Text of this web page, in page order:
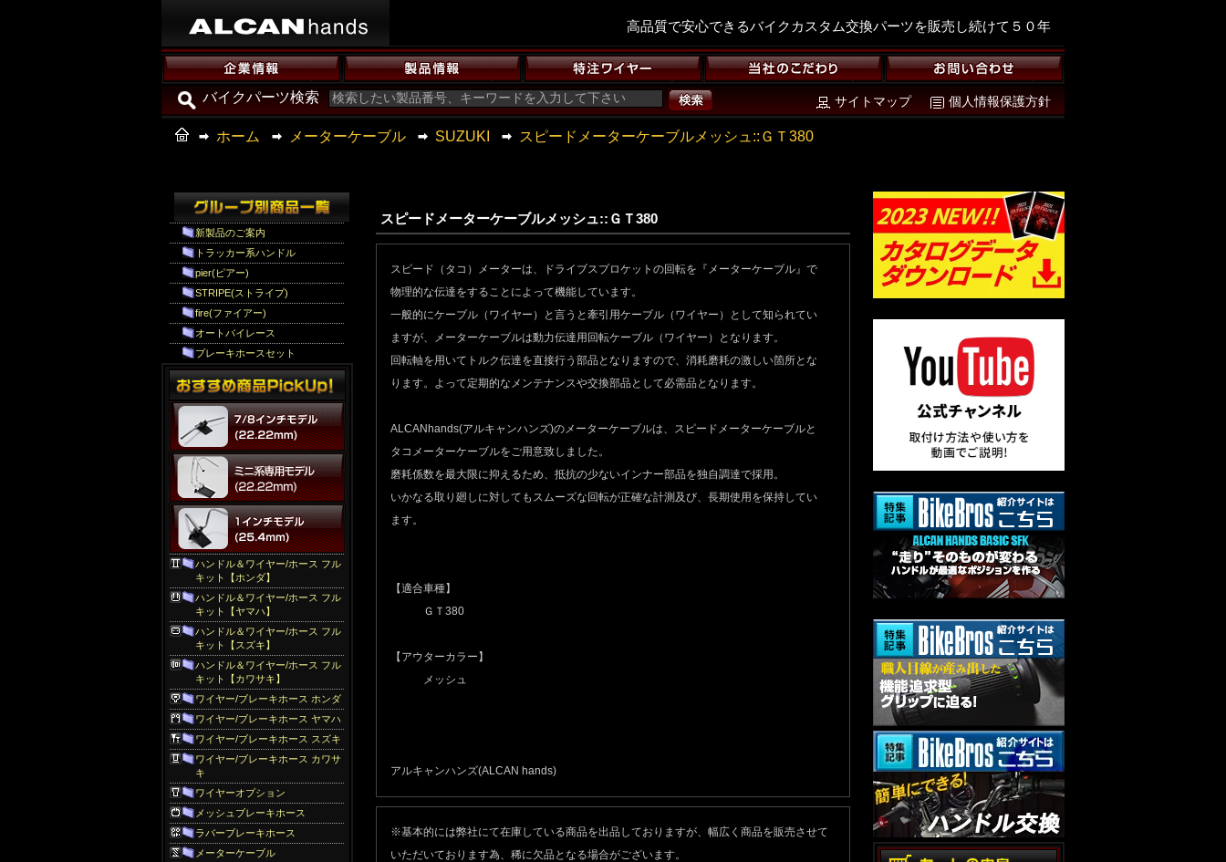
高品質で安心できるバイクカスタム交換パーツを販売し続けて５０年
サイトマップ 個人情報保護方針
バイクパーツ検索
ホーム メーターケーブル SUZUKI スピードメーターケーブルメッシュ::ＧＴ380
新製品のご案内
トラッカー系ハンドル
pier(ピアー)
STRIPE(ストライプ)
fire(ファイアー)
オートバイレース
ブレーキホースセット
ハンドル＆ワイヤー/ホース フル
キット【ホンダ】
ハンドル＆ワイヤー/ホース フル
キット【ヤマハ】
ハンドル＆ワイヤー/ホース フル
キット【スズキ】
ハンドル＆ワイヤー/ホース フル
キット【カワサキ】
ワイヤー/ブレーキホース ホンダ
ワイヤー/ブレーキホース ヤマハ
ワイヤー/ブレーキホース スズキ
ワイヤー/ブレーキホース カワサ
キ
ワイヤーオプション
メッシュブレーキホース
ラバーブレーキホース
メーターケーブル
スピードメーターケーブルメッシュ::ＧＴ380
スピード（タコ）メーターは、ドライブスプロケットの回転を『メーターケーブル』で
物理的な伝達をすることによって機能しています。
一般的にケーブル（ワイヤー）と言うと牽引用ケーブル（ワイヤー）として知られてい
ますが、メーターケーブルは動力伝達用回転ケーブル（ワイヤー）となります。
回転軸を用いてトルク伝達を直接行う部品となりますので、消耗磨耗の激しい箇所とな
ります。よって定期的なメンテナンスや交換部品として必需品となります。
ALCANhands(アルキャンハンズ)のメーターケーブルは、スピードメーターケーブルと
タコメーターケーブルをご用意致しました。
磨耗係数を最大限に抑えるため、抵抗の少ないインナー部品を独自調達で採用。
いかなる取り廻しに対してもスムーズな回転が正確な計測及び、長期使用を保持してい
ます。
【適合車種】
ＧＴ380
【アウターカラー】
メッシュ
アルキャンハンズ(ALCAN hands)
※基本的には弊社にて在庫している商品を出品しておりますが、幅広く商品を販売させて
いただいております為、稀に欠品となる場合がございます。